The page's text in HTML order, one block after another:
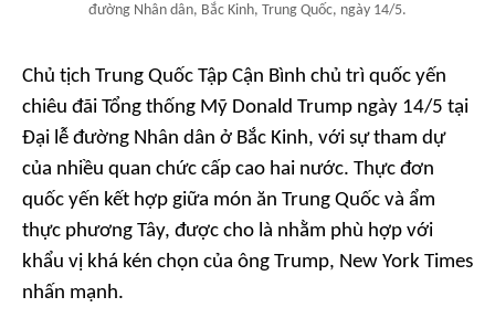
đường Nhân dân, Bắc Kinh, Trung Quốc, ngày 14/5.
Chủ tịch Trung Quốc Tập Cận Bình chủ trì quốc yến
chiêu đãi Tổng thống Mỹ Donald Trump ngày 14/5 tại
Đại lễ đường Nhân dân ở Bắc Kinh, với sự tham dự
của nhiều quan chức cấp cao hai nước. Thực đơn
quốc yến kết hợp giữa món ăn Trung Quốc và ẩm
thực phương Tây, được cho là nhằm phù hợp với
khẩu vị khá kén chọn của ông Trump, New York Times
nhấn mạnh.